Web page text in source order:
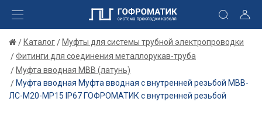
Каталог
Муфты для системы трубной электропроводки
Фитинги для соединения металлорукав-труба
Муфта вводная МВВ (латунь)
Муфта вводная Муфта вводная с внутренней резьбой МВВ-
ЛС-М20-МР15 IP67 ГОФРОМАТИК с внутренней резьбой